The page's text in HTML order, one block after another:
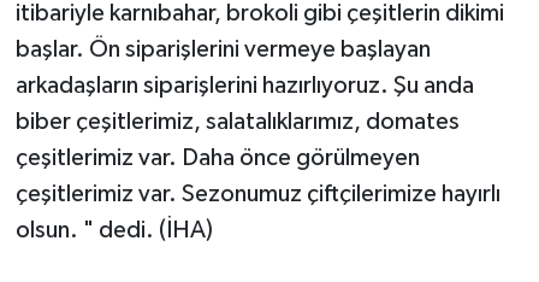
itibariyle karnıbahar, brokoli gibi çeşitlerin dikimi
başlar. Ön siparişlerini vermeye başlayan
arkadaşların siparişlerini hazırlıyoruz. Şu anda
biber çeşitlerimiz, salatalıklarımız, domates
çeşitlerimiz var. Daha önce görülmeyen
çeşitlerimiz var. Sezonumuz çiftçilerimize hayırlı
olsun. " dedi. (İHA)